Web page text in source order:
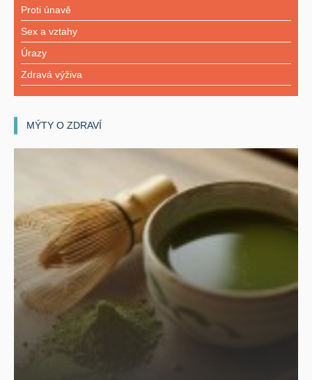
Proti únavě
Sex a vztahy
Úrazy
Zdravá výživa
MÝTY O ZDRAVÍ